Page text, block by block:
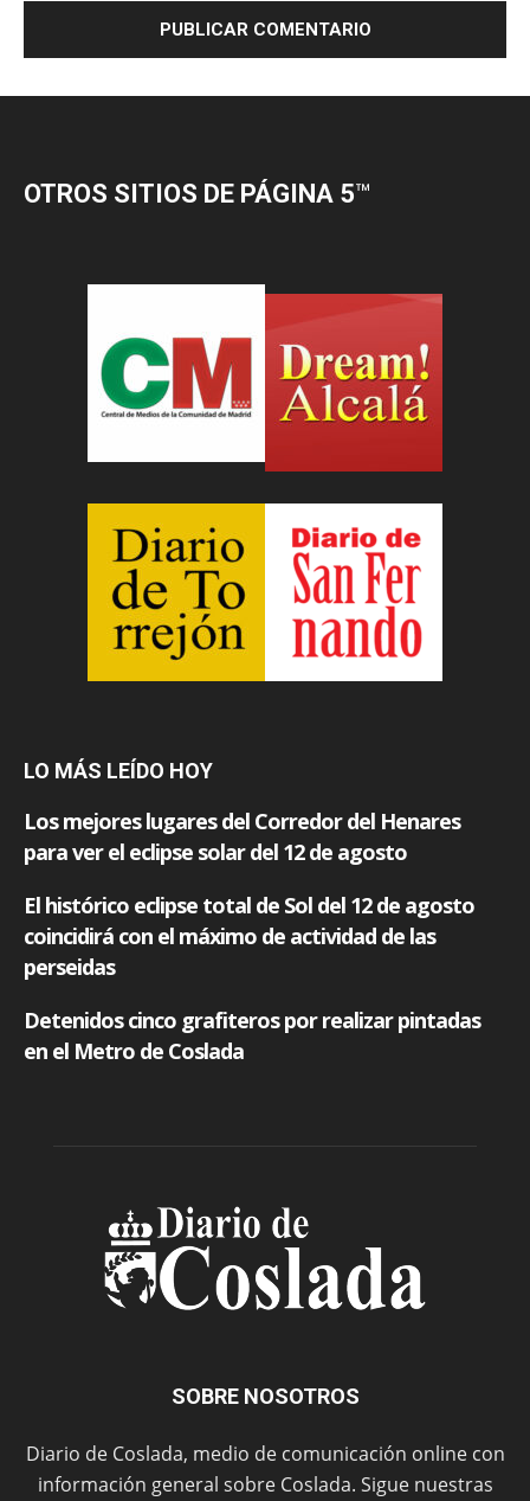
OTROS SITIOS DE PÁGINA 5™
LO MÁS LEÍDO HOY
SOBRE NOSOTROS
Diario de Coslada, medio de comunicación online con
información general sobre Coslada. Sigue nuestras